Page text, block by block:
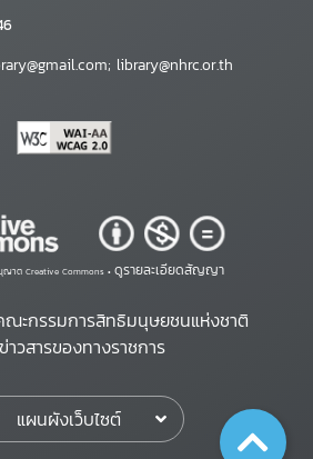
library@nhrc.or.th
าต Creative Commons • ดูรายละเอียดสัญญา
ะกรรมการสิทธิมนุษยชนแห่งชาติ
วสารของทางราชการ
แผนผังเว็บไซต์